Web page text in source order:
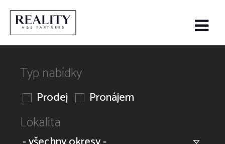
Typ nabídky
Prodej Pronájem
Lokalita